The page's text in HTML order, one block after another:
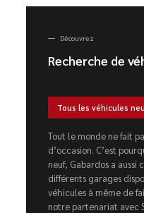
Découvrez
Recherche de
Tous les véhicules
Tout le monde ne fait
d’occasion. C’est
neuf, Gabardos a aussi
différents garages
véhicules à même de
notre partenariat avec